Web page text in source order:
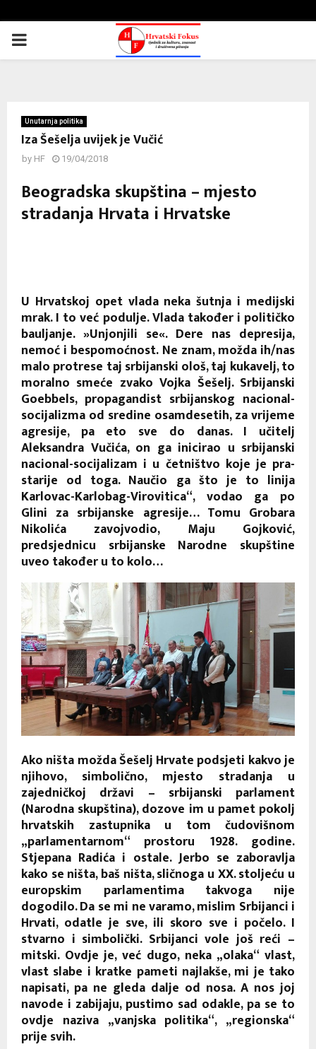
PRIMARY
Unutarnja politika
Iza Šešelja uvijek je Vučić
by HF 19/04/2018
Beogradska skupština – mjesto
stradanja Hrvata i Hrvatske
U Hrvatskoj opet vlada neka šutnja i medijski
mrak. I to već podulje. Vlada također i političko
bauljanje. »Unjonjili se«. Dere nas depresija,
nemoć i bespomoćnost. Ne znam, možda ih/nas
malo protrese taj srbijanski ološ, taj kukavelj, to
moralno smeće zvako Vojka Šešelj. Srbijanski
Goebbels, propagandist srbijanskog nacional-
socijalizma od sredine osamdesetih, za vrijeme
agresije, pa eto sve do danas. I učitelj
Aleksandra Vučića, on ga inicirao u srbijanski
nacional-socijalizam i u četništvo koje je pra-
starije od toga. Naučio ga što je to linija
Karlovac-Karlobag-Virovitica“, vodao ga po
Glini za srbijanske agresije… Tomu Grobara
Nikolića zavojvodio, Maju Gojković,
predsjednicu srbijanske Narodne skupštine
uveo također u to kolo…
Ako ništa možda Šešelj Hrvate podsjeti kakvo je
njihovo, simbolično, mjesto stradanja u
zajedničkoj državi – srbijanski parlament
(Narodna skupština), dozove im u pamet pokolj
hrvatskih zastupnika u tom čudovišnom
„parlamentarnom“ prostoru 1928. godine.
Stjepana Radića i ostale. Jerbo se zaboravlja
kako se ništa, baš ništa, sličnoga u XX. stoljeću u
europskim parlamentima takvoga nije
dogodilo. Da se mi ne varamo, mislim Srbijanci i
Hrvati, odatle je sve, ili skoro sve i počelo. I
stvarno i simbolički. Srbijanci vole još reći –
mitski. Ovdje je, već dugo, neka „olaka“ vlast,
vlast slabe i kratke pameti najlakše, mi je tako
napisati, pa ne gleda dalje od nosa. A nos joj
navode i zabijaju, pustimo sad odakle, pa se to
ovdje naziva „vanjska politika“, „regionska“
prije svih.